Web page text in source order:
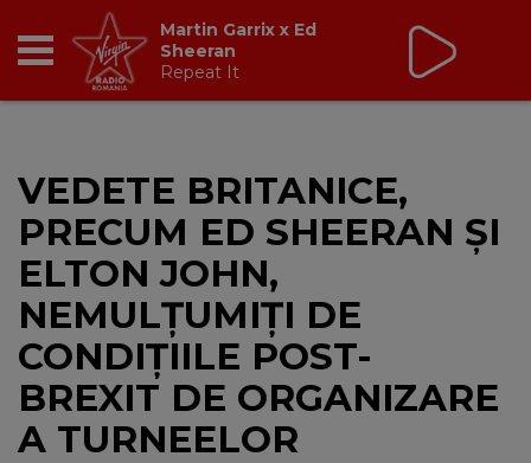
BREAKFAST
TIC TALK
CÂȘTIGĂ
HOT 30
DANCEFLOOR CHART
Virgin Radio Fix Ce
Trebuie
cu Valeriu Șerban
13:00 - 16:00
VEDETE BRITANICE,
PRECUM ED SHEERAN ŞI
ELTON JOHN,
NEMULȚUMIȚI DE
CONDIȚIILE POST-
BREXIT DE ORGANIZARE
A TURNEELOR